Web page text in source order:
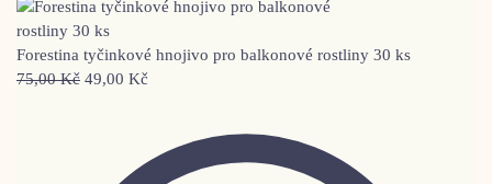
Forestina tyčinkové hnojivo pro balkonové rostliny 30 ks
75,00Kč 49,00 Kč